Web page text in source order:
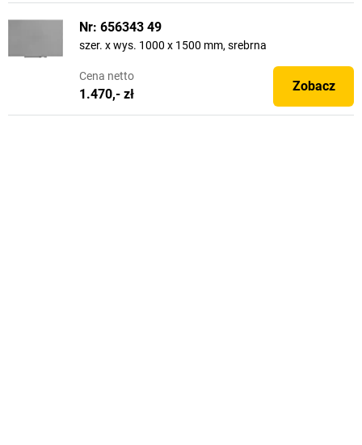
Nr: 656343 49
szer. x wys. 1000 x 1500 mm, srebrna
Cena netto
1.470,- zł
Zobacz